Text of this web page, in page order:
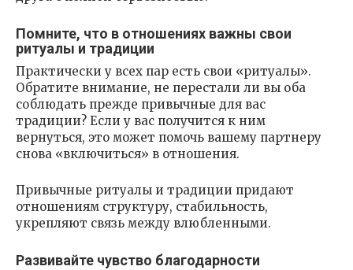
Помните, что в отношениях важны свои
ритуалы и традиции
Практически у всех пар есть свои «ритуалы».
Обратите внимание, не перестали ли вы оба
соблюдать прежде привычные для вас
традиции? Если у вас получится к ним
вернуться, это может помочь вашему партнеру
снова «включиться» в отношения.
Привычные ритуалы и традиции придают
отношениям структуру, стабильность,
укрепляют связь между влюбленными.
Развивайте чувство благодарности